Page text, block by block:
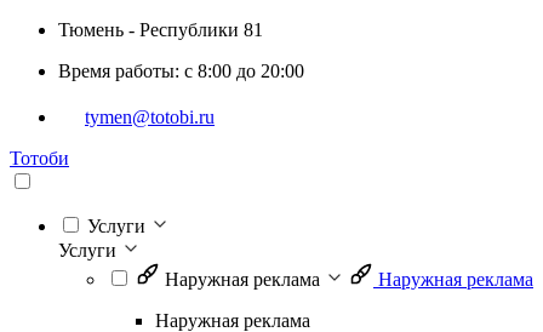
Тюмень - Республики 81
Время работы: с 8:00 до 20:00
tymen@totobi.ru
Тотоби
Услуги
Услуги
Наружная реклама
Наружная реклама
Наружная реклама